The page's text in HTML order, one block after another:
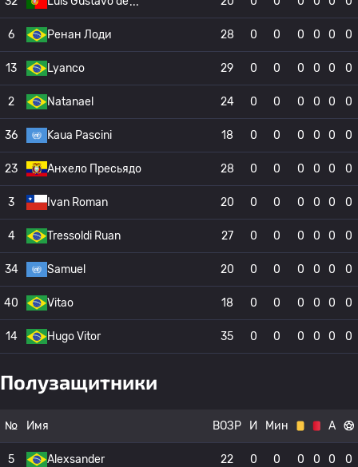
6 Ренан Лоди 28 0 0 0 0 0 0
13 Lyanco 29 0 0 0 0 0 0
2 Natanael 24 0 0 0 0 0 0
36 Kaua Pascini 18 0 0 0 0 0 0
23 Анхело Пресьядо 28 0 0 0 0 0 0
3 Ivan Roman 20 0 0 0 0 0 0
4 Tressoldi Ruan 27 0 0 0 0 0 0
34 Samuel 20 0 0 0 0 0 0
40 Vitao 18 0 0 0 0 0 0
14 Hugo Vitor 35 0 0 0 0 0 0
Полузащитники
№ Имя ВОЗР И Мин А
5 Alexsander 22 0 0 0 0 0 0